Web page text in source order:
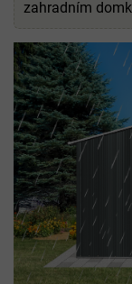
zahradním